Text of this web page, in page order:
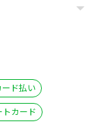
ード払い
トカード